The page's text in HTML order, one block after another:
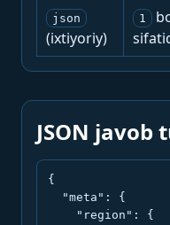
json
(ixtiyoriy)
1
JSON javob
{
  "meta": {
    "region": {